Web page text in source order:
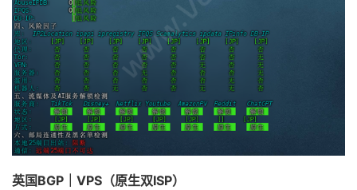
英国BGP｜VPS（原生双ISP）